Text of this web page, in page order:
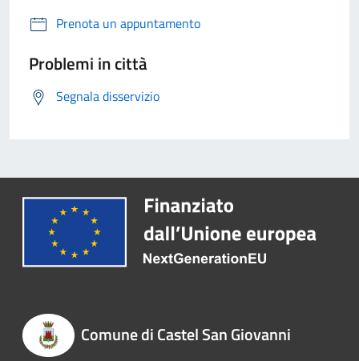
Prenota un appuntamento
Problemi in città
Segnala disservizio
Comune di Castel San Giovanni